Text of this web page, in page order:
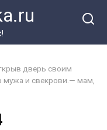
дверь своим
мужа и свекрови.— мам,